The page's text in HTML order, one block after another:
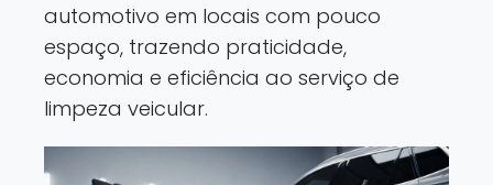
automotivo em locais com pouco
espaço, trazendo praticidade,
economia e eficiência ao serviço de
limpeza veicular.